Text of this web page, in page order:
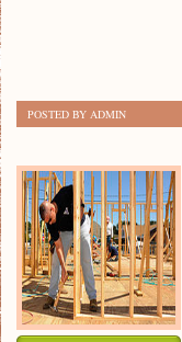
POSTED BY ADMIN